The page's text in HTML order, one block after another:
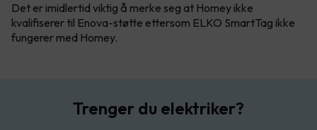
Det er imidlertid viktig å merke seg at Homey ikke
kvalifiserer til Enova-støtte ettersom ELKO SmartTag ikke
fungerer med Homey.
Trenger du elektriker?